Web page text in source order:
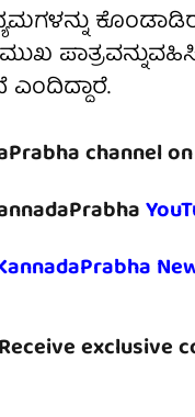
channel on
exclusive